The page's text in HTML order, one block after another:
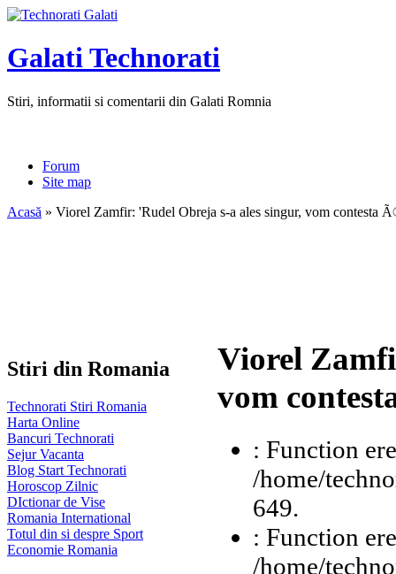
Galati Technorati
Stiri, informatii si comentarii din Galati Romnia
Forum
Site map
Acasă » Viorel Zamfir: 'Rudel Obreja s-a ales singur, vom contesta
Stiri din Romania
Technorati Stiri Romania
Harta Online
Bancuri Technorati
Sejur Vacanta
Blog Start Technorati
Horoscop Zilnic
DIctionar de Vise
Romania International
Totul din si despre Sport
Economie Romania
Viorel
vom
: Function
/home/
649.
: Function
/home/